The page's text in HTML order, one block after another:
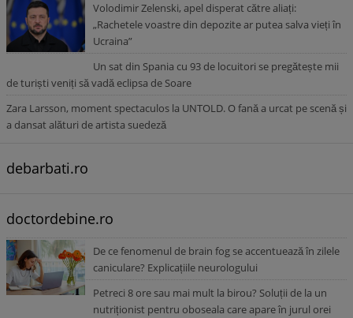
Volodimir Zelenski, apel disperat către aliați:
„Rachetele voastre din depozite ar putea salva vieți în
Ucraina”
Un sat din Spania cu 93 de locuitori se pregătește mii
de turiști veniți să vadă eclipsa de Soare
Zara Larsson, moment spectaculos la UNTOLD. O fană a urcat pe scenă și
a dansat alături de artista suedeză
debarbati.ro
doctordebine.ro
De ce fenomenul de brain fog se accentuează în zilele
caniculare? Explicațiile neurologului
Petreci 8 ore sau mai mult la birou? Soluții de la un
nutriționist pentru oboseala care apare în jurul orei